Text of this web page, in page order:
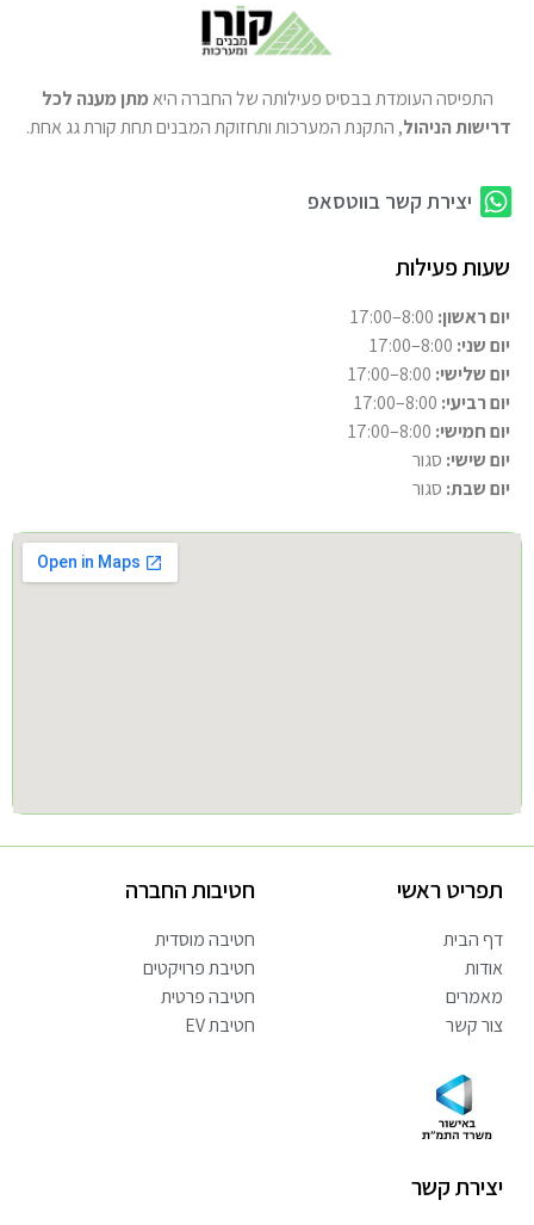
התפיסה העומדת בבסיס פעילותה של החברה היאמתן מענה לכל
דרישות הניהול, התקנת המערכות ותחזוקת המבנים תחת קורת גג אחת.
יצירת קשר בווטסאפ
שעות פעילות
יום ראשון:
יום שני:
יום שלישי:
יום רביעי:
יום חמישי:
יום שישי: סגור
יום שבת: סגור
תפריט ראשי
דף הבית
אודות
מאמרים
צור קשר
חטיבות החברה
חטיבה מוסדית
חטיבת פרויקטים
חטיבה פרטית
חטיבת EV
יצירת קשר